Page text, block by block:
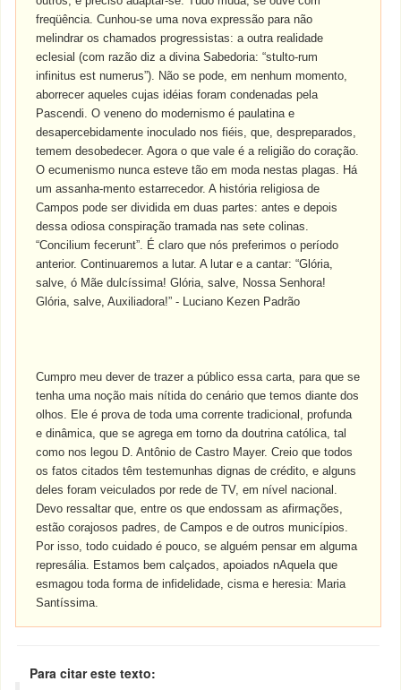
freqüência. Cunhou-se uma nova expressão para não
melindrar os chamados progressistas: a outra realidade
eclesial (com razão diz a divina Sabedoria: “stulto-rum
infinitus est numerus”). Não se pode, em nenhum momento,
aborrecer aqueles cujas idéias foram condenadas pela
Pascendi. O veneno do modernismo é paulatina e
desapercebidamente inoculado nos fiéis, que, despreparados,
temem desobedecer. Agora o que vale é a religião do coração.
O ecumenismo nunca esteve tão em moda nestas plagas. Há
um assanha-mento estarrecedor. A história religiosa de
Campos pode ser dividida em duas partes: antes e depois
dessa odiosa conspiração tramada nas sete colinas.
“Concilium fecerunt”. É claro que nós preferimos o período
anterior. Continuaremos a lutar. A lutar e a cantar: “Glória,
salve, ó Mãe dulcíssima! Glória, salve, Nossa Senhora!
Glória, salve, Auxiliadora!” - Luciano Kezen Padrão
Cumpro meu dever de trazer a público essa carta, para que se
tenha uma noção mais nítida do cenário que temos diante dos
olhos. Ele é prova de toda uma corrente tradicional, profunda
e dinâmica, que se agrega em torno da doutrina católica, tal
como nos legou D. Antônio de Castro Mayer. Creio que todos
os fatos citados têm testemunhas dignas de crédito, e alguns
deles foram veiculados por rede de TV, em nível nacional.
Devo ressaltar que, entre os que endossam as afirmações,
estão corajosos padres, de Campos e de outros municípios.
Por isso, todo cuidado é pouco, se alguém pensar em alguma
represália. Estamos bem calçados, apoiados nAquela que
esmagou toda forma de infidelidade, cisma e heresia: Maria
Santíssima.
Para citar este texto: